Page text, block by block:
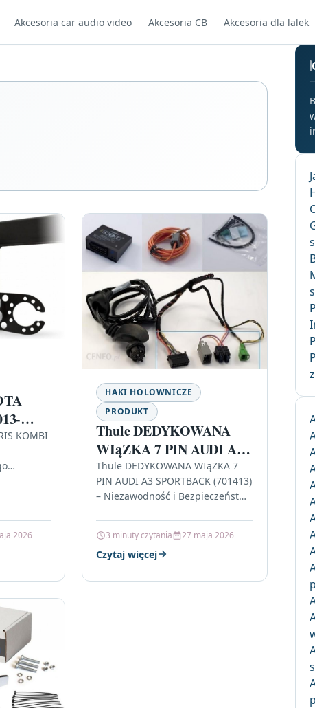
Akcesoria car audio video Akcesoria CB Akcesoria dla lalek
KOMBI
2026
HAKI HOLOWNICZE
PRODUKT
Thule DEDYKOWANA
WIąZKA 7 PIN AUDI A3
SPORTBACK (701413)
Thule DEDYKOWANA WIąZKA 7
PIN AUDI A3 SPORTBACK (701413)
– Niezawodność i Bezpieczeństwo
samochodowa rozwija się w…
3 minuty czytania 27 maja 2026
Czytaj więcej